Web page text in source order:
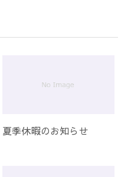
夏季休暇のお知らせ